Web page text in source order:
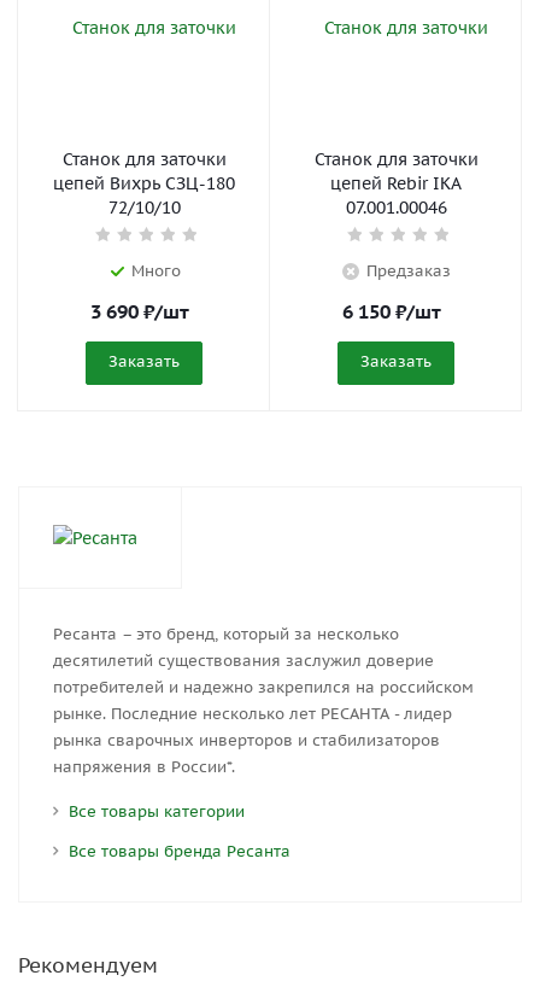
Станок для заточки
цепей Вихрь СЗЦ-180
72/10/10
Много
3 690 ₽/шт
Заказать
Станок для заточки
цепей Rebir IKA
07.001.00046
Предзаказ
6 150 ₽/шт
Заказать
Ресанта – это бренд, который за несколько
десятилетий существования заслужил доверие
потребителей и надежно закрепился на российском
рынке. Последние несколько лет РЕСАНТА - лидер
рынка сварочных инверторов и стабилизаторов
напряжения в России*.
Все товары категории
Все товары бренда Ресанта
Рекомендуем